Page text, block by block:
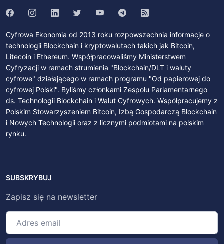
Cyfrowa Ekonomia od 2013 roku rozpowszechnia informacje o
technologii Blockchain i kryptowalutach takich jak Bitcoin,
Litecoin i Ethereum. Współpracowaliśmy Ministerstwem
Cyfryzacji w ramach strumienia "Blockchain/DLT i waluty
cyfrowe" działającego w ramach programu "Od papierowej do
cyfrowej Polski". Byliśmy członkami Zespołu Parlamentarnego
ds. Technologii Blockchain i Walut Cyfrowych. Współpracujemy z
Polskim Stowarzyszeniem Bitcoin, Izbą Gospodarczą Blockchain
i Nowych Technologii oraz z licznymi podmiotami na polskim
rynku.
SUBSKRYBUJ
Zapisz się na newsletter